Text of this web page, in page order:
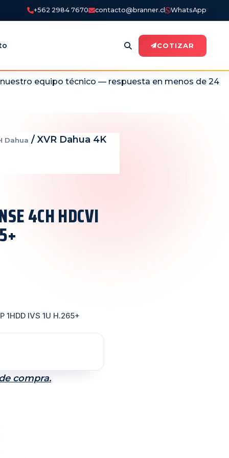
+562 2984 7670 contacto@branner.cl WhatsApp
COTIZAR
equipo técnico — respuesta en menos de 24
Dahua / XVR Dahua 4K
4CH HDCVI
1HDD IVS 1U H.265+
compra.